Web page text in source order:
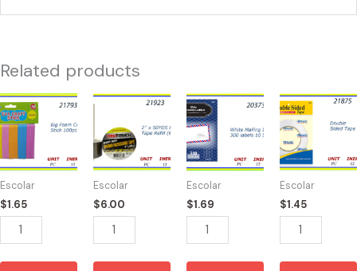
Related products
Escolar
$1.65
21793
-
FOAM
CRAFT
100
PC
quantity
Escolar
$6.00
21923
TAPE
BROWN
50YD
(6)
quantity
Escolar
$1.69
20373
-
WHITE
MAILING
300
LABELS
quantity
Escolar
$1.45
21875
-
MASKING
TAPE
DOBLE
LADO
quantity